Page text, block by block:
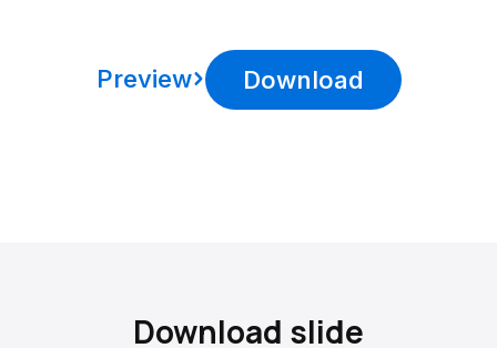
Download
Preview
Download slide